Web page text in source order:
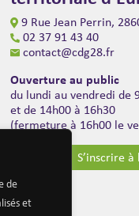
de
et
9 Rue Jean Perrin,
02 37 91 43 40
contact@cdg28.fr
Ouverture au public
du lundi au vendredi de
et de 14h00 à 16h30
(fermeture à 16h00 le
S’inscrire